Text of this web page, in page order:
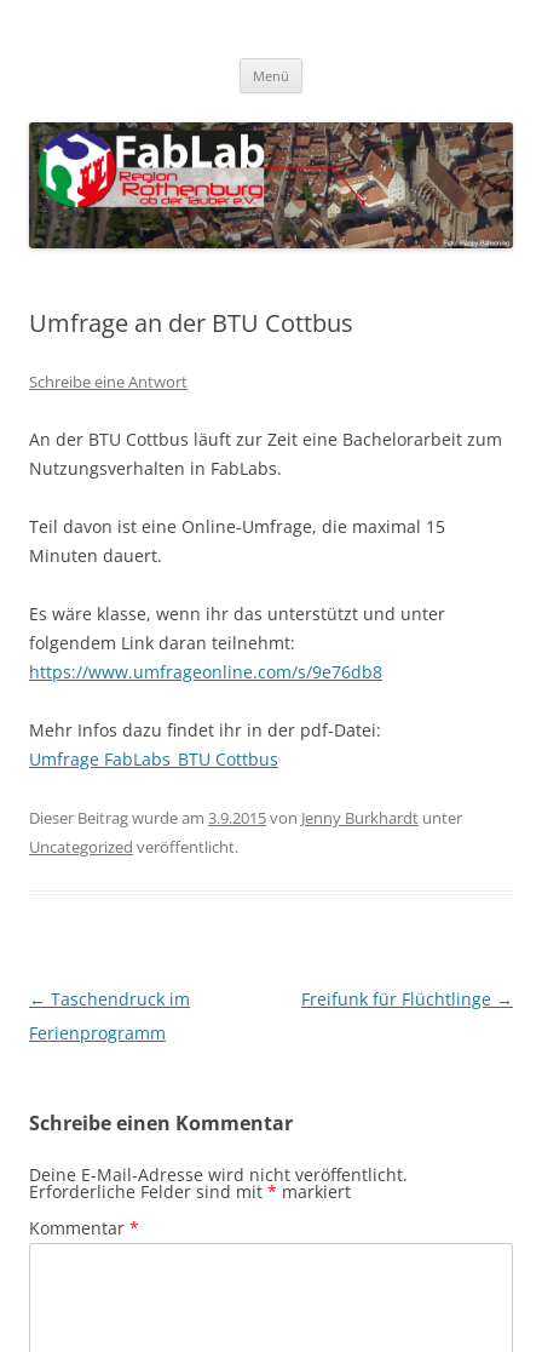
Menü
Umfrage an der BTU Cottbus
Schreibe eine Antwort
An der BTU Cottbus läuft zur Zeit eine Bachelorarbeit zum
Nutzungsverhalten in FabLabs.
Teil davon ist eine Online-Umfrage, die maximal 15
Minuten dauert.
Es wäre klasse, wenn ihr das unterstützt und unter
folgendem Link daran teilnehmt:
https://www.umfrageonline.com/s/9e76db8
Mehr Infos dazu findet ihr in der pdf-Datei:
Umfrage FabLabs_BTU Cottbus
Dieser Beitrag wurde am 3.9.2015von Jenny Burkhardt unter
Uncategorized veröffentlicht.
Beitragsnavigation
← Taschendruck im
Ferienprogramm
Freifunk für Flüchtlinge →
Schreibe einen Kommentar
Deine E-Mail-Adresse wird nicht veröffentlicht.
Erforderliche Felder sind mit * markiert
Kommentar *